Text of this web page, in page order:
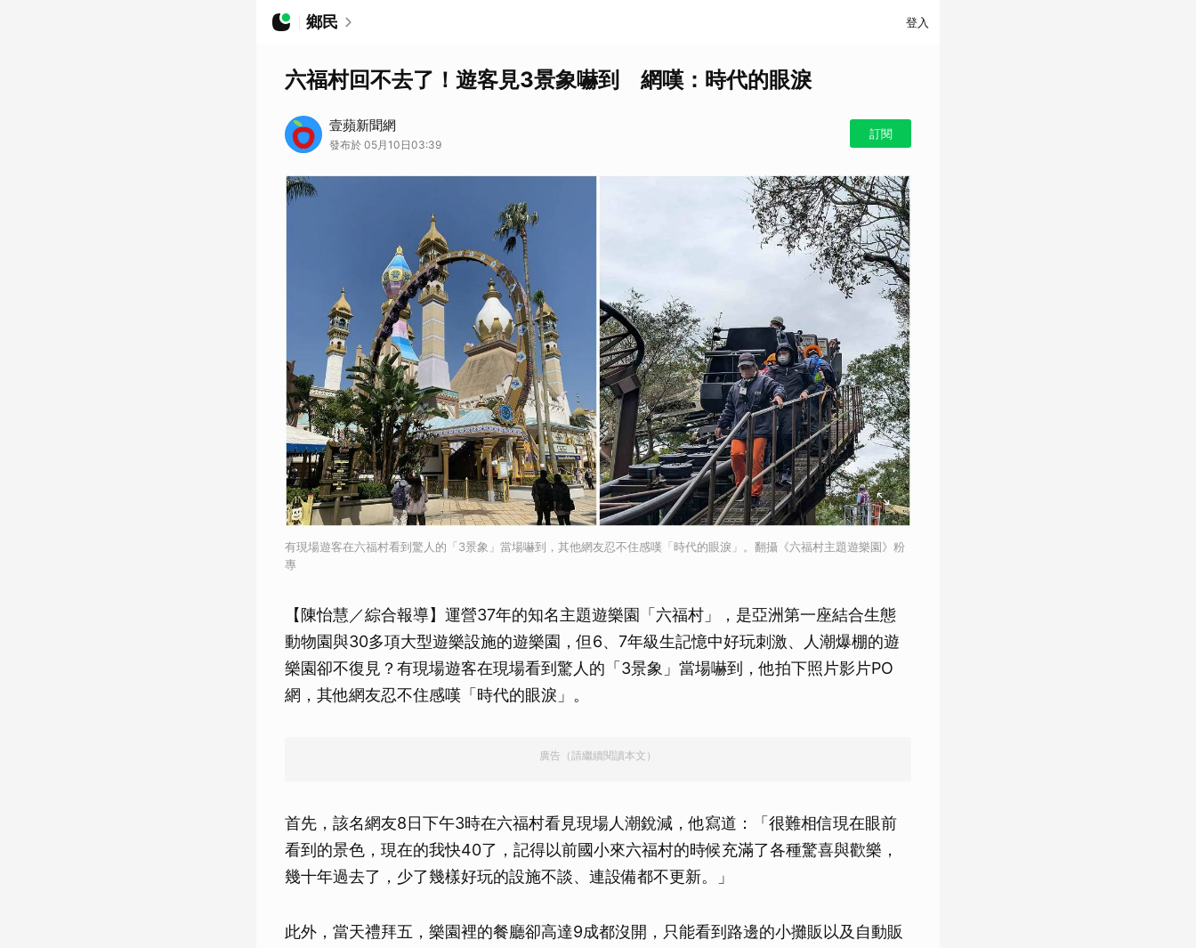
鄉民 登入
六福村回不去了！遊客見3景象嚇到 網嘆：時代的眼淚
壹蘋新聞網
發布於 05月10日03:39
訂閱
有現場遊客在六福村看到驚人的「3景象」當場嚇到，其他網友忍不住感嘆「時代的眼淚」。翻攝《六福村主題遊樂園》粉
專
【陳怡慧／綜合報導】運營37年的知名主題遊樂園「六福村」，是亞洲第一座結合生態
動物園與30多項大型遊樂設施的遊樂園，但6、7年級生記憶中好玩刺激、人潮爆棚的遊
樂園卻不復見？有現場遊客在現場看到驚人的「3景象」當場嚇到，他拍下照片影片PO
網，其他網友忍不住感嘆「時代的眼淚」。
廣告（請繼續閱讀本文）
首先，該名網友8日下午3時在六福村看見現場人潮銳減，他寫道：「很難相信現在眼前
看到的景色，現在的我快40了，記得以前國小來六福村的時候充滿了各種驚喜與歡樂，
幾十年過去了，少了幾樣好玩的設施不談、連設備都不更新。」
此外，當天禮拜五，樂園裡的餐廳卻高達9成都沒開，只能看到路邊的小攤販以及自動販